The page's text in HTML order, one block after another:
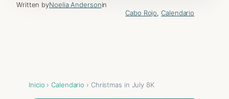
Written byNoelia Andersonin
Cabo Rojo, Calendario
Inicio ›Calendario › Christmas in July 8K